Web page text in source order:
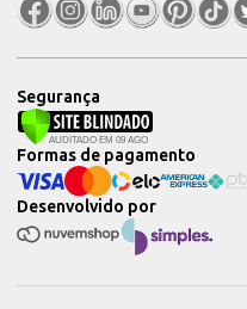
Segurança
Desenvolvido por
Formas de pagamento